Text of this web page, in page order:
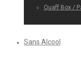
Quaff Box /
Sans Alcool